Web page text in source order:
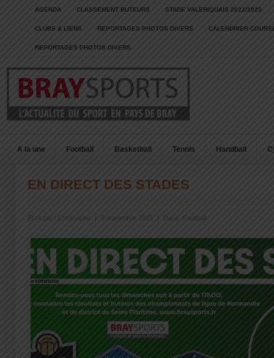
AGENDA CLASSEMENT BUTEURS STADE VALERIQUAIS 2022/2023
CLUBS & LIENS REPORTAGES PHOTOS DIVERS CALENDRIER
REPORTAGES PHOTOS DIVERS
A la une Football Basketball Tennis Handball
EN DIRECT DES STADES
Écrit par : Christophe 8 novembre 2025 | Dans : Football